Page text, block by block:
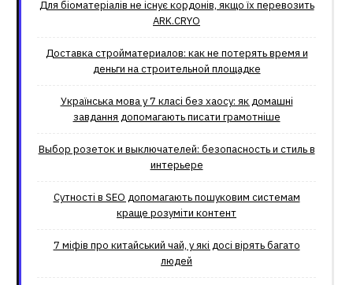
Для біоматеріалів не існує кордонів, якщо їх перевозить
ARK.CRYO
Доставка стройматериалов: как не потерять время и
деньги на строительной площадке
Українська мова у 7 класі без хаосу: як домашні
завдання допомагають писати грамотніше
Выбор розеток и выключателей: безопасность и стиль в
интерьере
Сутності в SEO допомагають пошуковим системам
краще розуміти контент
7 міфів про китайський чай, у які досі вірять багато
людей